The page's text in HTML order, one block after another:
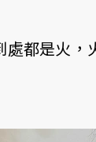
都是火